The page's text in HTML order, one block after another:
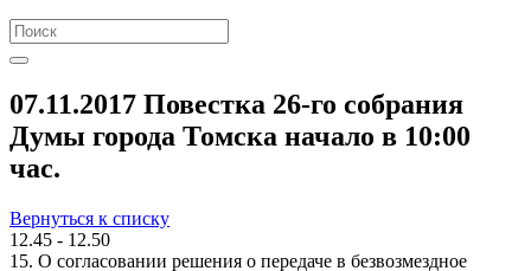
07.11.2017 Повестка 26-го собрания
Думы города Томска начало в 10:00
час.
Вернуться к списку
12.45 - 12.50
15. О согласовании решения о передаче в безвозмездное